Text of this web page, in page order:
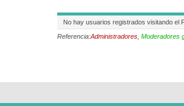
No hay usuarios registrados visitando el
Referencia:Administradores Moderadores